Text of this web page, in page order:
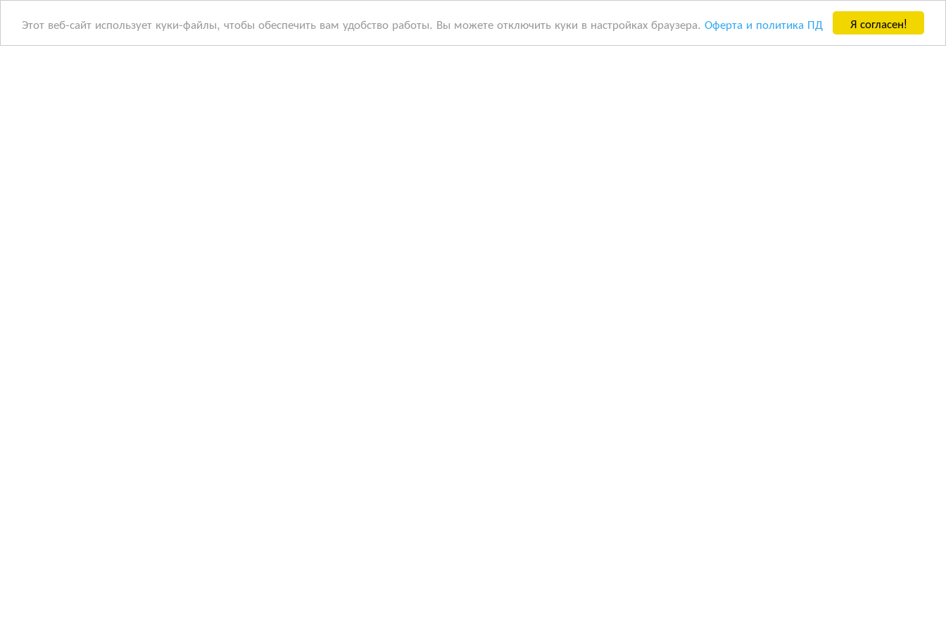
Я согласен!
Этот веб-сайт использует куки-файлы, чтобы обеспечить вам удобство работы. Вы можете отключить куки в настройках браузера. Оферта и политика ПД